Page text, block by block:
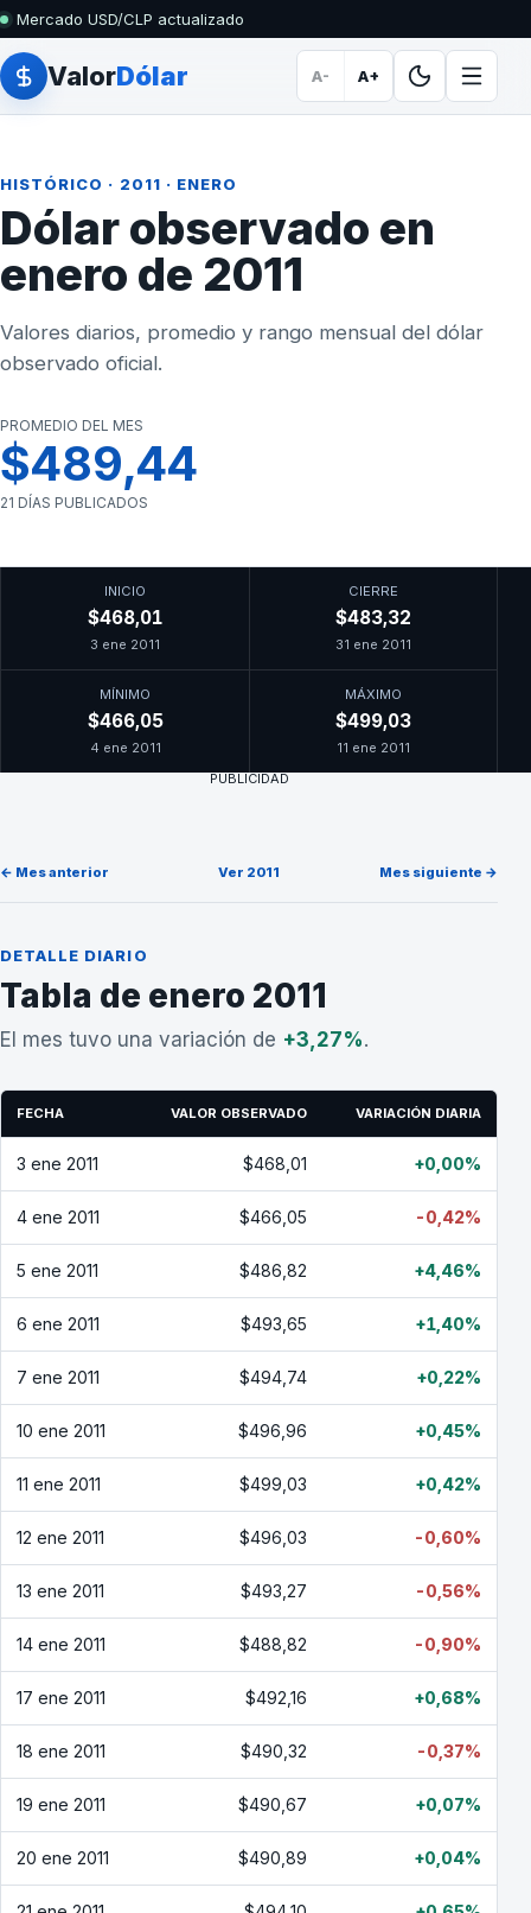
Mercado USD/CLP actualizado
ValorDólar A- A+
HISTÓRICO · 2011 · ENERO
Dólar observado en
enero de 2011
Valores diarios, promedio y rango mensual del dólar
observado oficial.
PROMEDIO DEL MES
$489,44
21 DÍAS PUBLICADOS
INICIO
$468,01
3 ene 2011
CIERRE
$483,32
31 ene 2011
MÍNIMO
$466,05
4 ene 2011
MÁXIMO
$499,03
11 ene 2011
PUBLICIDAD
← Mes anterior Ver 2011 Mes siguiente →
DETALLE DIARIO
Tabla de enero 2011
El mes tuvo una variación de +3,27%.
FECHA VALOR OBSERVADO VARIACIÓN DIARIA
3 ene 2011 $468,01 +0,00%
4 ene 2011 $466,05 -0,42%
5 ene 2011 $486,82 +4,46%
6 ene 2011 $493,65 +1,40%
7 ene 2011 $494,74 +0,22%
10 ene 2011 $496,96 +0,45%
11 ene 2011 $499,03 +0,42%
12 ene 2011 $496,03 -0,60%
13 ene 2011 $493,27 -0,56%
14 ene 2011 $488,82 -0,90%
17 ene 2011 $492,16 +0,68%
18 ene 2011 $490,32 -0,37%
19 ene 2011 $490,67 +0,07%
20 ene 2011 $490,89 +0,04%